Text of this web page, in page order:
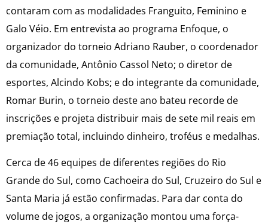
contaram com as modalidades Franguito, Feminino e
Galo Véio. Em entrevista ao programa Enfoque, o
organizador do torneio Adriano Rauber, o coordenador
da comunidade, Antônio Cassol Neto; o diretor de
esportes, Alcindo Kobs; e do integrante da comunidade,
Romar Burin, o torneio deste ano bateu recorde de
inscrições e projeta distribuir mais de sete mil reais em
premiação total, incluindo dinheiro, troféus e medalhas.
Cerca de 46 equipes de diferentes regiões do Rio
Grande do Sul, como Cachoeira do Sul, Cruzeiro do Sul e
Santa Maria já estão confirmadas. Para dar conta do
volume de jogos, a organização montou uma força-